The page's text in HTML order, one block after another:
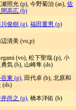
瀬照光 (p), 今野菊治 (as), 佐
間高広 (b)
俊樹 (g), 福田重男 (p)
辺清美 (vo,p)
(vo), 松下聖哉 (p), 小
勇気 (b), 山崎隼 (ds)
東 (p), 田代卓 (b), 北原和
(ds)
尚之 (p), 橋本洋佑 (b)